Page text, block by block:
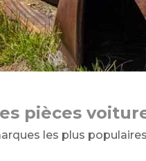
pièces
les plus